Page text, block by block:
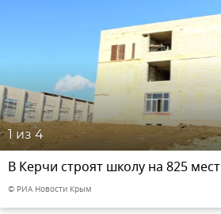
1из 4
В Керчи строят школу на 825 мест
© РИА Новости Крым